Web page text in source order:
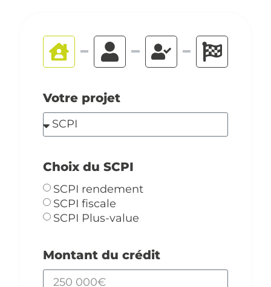
Votre projet
Choix du SCPI
SCPI rendement
SCPI fiscale
SCPI Plus-value
Montant du crédit